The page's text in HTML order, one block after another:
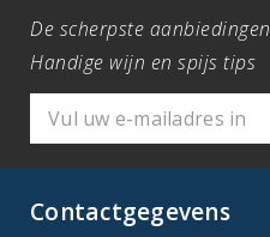
De scherpste aanbiedingen
Handige wijn en spijs tips
Contactgegevens